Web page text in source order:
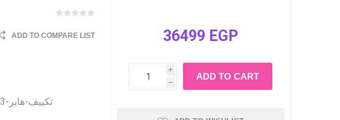
ADD TO COMPARE LIST
HSU-24KCROCC تكييف-هاير-3 حصان سمارت كوول بارد فقط
36499 EGP
i
h